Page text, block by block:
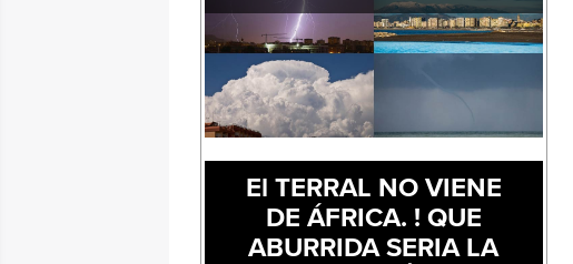
El TERRAL NO VIENE
DE ÁFRICA. ! QUE
ABURRIDA SERIA LA